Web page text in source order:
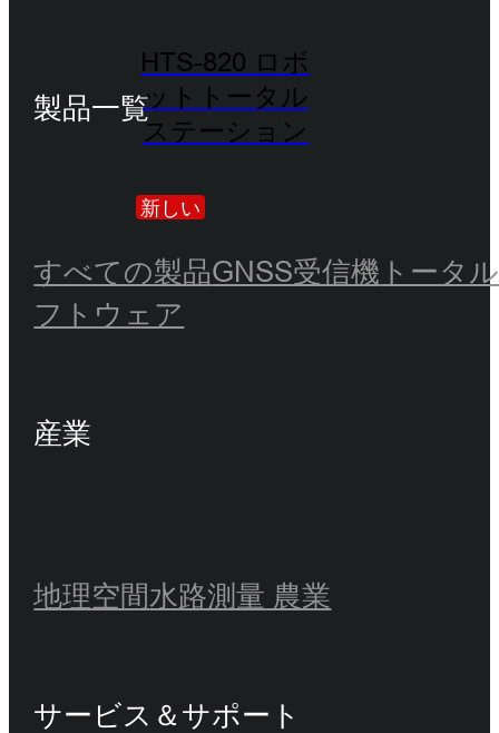
HTS-820 ロボ
ットトータル
ステーション
新しい
製品一覧
すべての製品GNSS受信機 トータ
フトウェア
産業
地理空間水路測量 農業
サービス＆サポート